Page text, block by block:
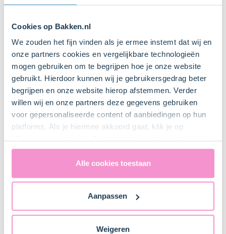
Cookies op Bakken.nl
We zouden het fijn vinden als je ermee instemt dat wij en
onze partners cookies en vergelijkbare technologieën
mogen gebruiken om te begrijpen hoe je onze website
gebruikt. Hierdoor kunnen wij je gebruikersgedrag beter
begrijpen en onze website hierop afstemmen. Verder
willen wij en onze partners deze gegevens gebruiken
voor gepersonaliseerde content of aanbiedingen op hun
platforms. Als je hiermee akkoord gaat, klik je op
uitdrukkelijk een eventuele gegevensoverdracht naar de
Verenigde Staten in de zin van artikel 49 AVG. Raadpleeg
ons
naar technology providers en partners in de Verenigde
Staten. Je kunt op elk moment van gedachten
Alle cookies toestaan
Aanpassen
Weigeren
1. Voorbereiden
Zorg dat de eieren op kamertemperatuur zijn en de
boter zacht is.
vormpjes hier op (eventueel in een muffin blik voor
mooie ronde cupcakes).
Verwarm de oven voor. Electrische oven: 175 graden.
Heteluchtoven: 170 graden. Gasoven: stand 2-3
2. Salted caramel maken